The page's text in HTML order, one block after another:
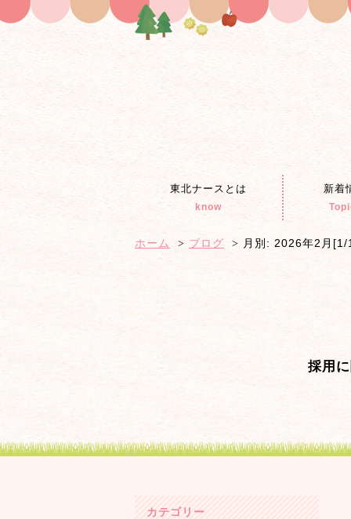
東北ナースとは
know
新着
ホーム ブログ 月別: 2026年2月[1/
採用
カテゴリー